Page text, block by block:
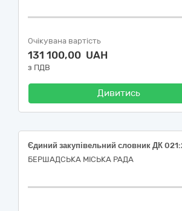
Очікувана вартість
131 100,00 UAH
з ПДВ
Дивитись
БЕРШАДСЬКА МІСЬКА РАДА